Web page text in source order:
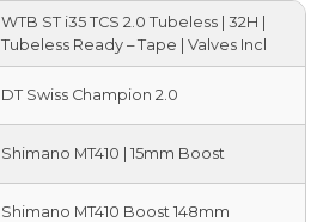
WTB ST i35 TCS 2.0 Tubeless | 32H |
Tubeless Ready – Tape | Valves Incl
DT Swiss Champion 2.0
Shimano MT410 | 15mm Boost
Shimano MT410 Boost 148mm